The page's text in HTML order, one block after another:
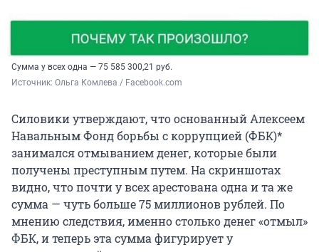
Сумма у всех одна — 75 585 300,21 руб.
Источник: Ольга Комлева / Facebook.com
Силовики утверждают, что основанный Алексеем
Навальным Фонд борьбы с коррупцией (ФБК)*
занимался отмыванием денег, которые были
получены преступным путем. На скриншотах
видно, что почти у всех арестована одна и та же
сумма — чуть больше 75 миллионов рублей. По
мнению следствия, именно столько денег «отмыл»
ФБК, и теперь эта сумма фигурирует у